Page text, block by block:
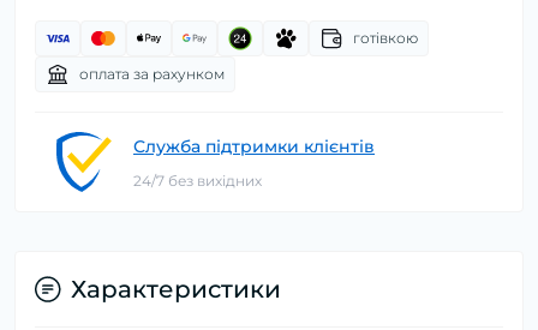
готівкою
оплата за рахунком
Служба підтримки клієнтів
24/7 без вихідних
Характеристики